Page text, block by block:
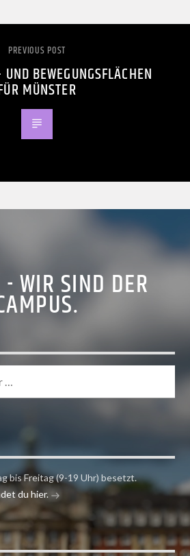
PREVIOUS POST
BEWEGUNGSFLÄCHEN
MÜNSTER
WIR SIND DER
bis Freitag (9-19 Uhr) besetzt.
du hier.